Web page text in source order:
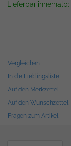
Lieferbar innerhalb:
Vergleichen
In die Lieblingsliste
Auf den Merkzettel
Auf den Wunschzettel
Fragen zum Artikel